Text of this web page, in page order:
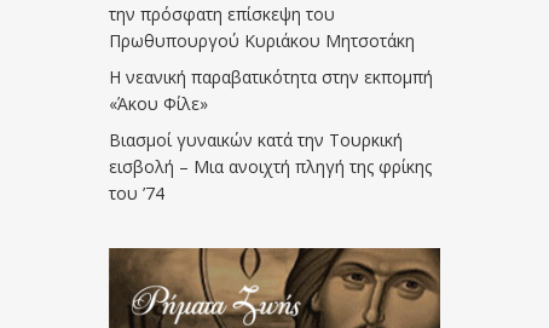
την πρόσφατη επίσκεψη του
Πρωθυπουργού Κυριάκου Μητσοτάκη
Η νεανική παραβατικότητα στην εκπομπή
«Άκου Φίλε»
Βιασμοί γυναικών κατά την Τουρκική
εισβολή – Μια ανοιχτή πληγή της φρίκης
του ’74